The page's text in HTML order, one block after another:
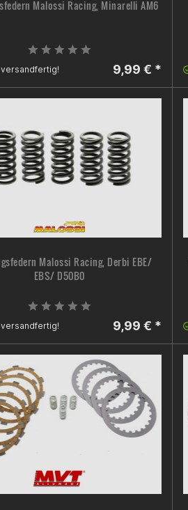
Malossi Racing, Minarelli AM6
9,99 € *
Malossi Racing, Derbi EBE/
EBS/ D50B0
9,99 € *